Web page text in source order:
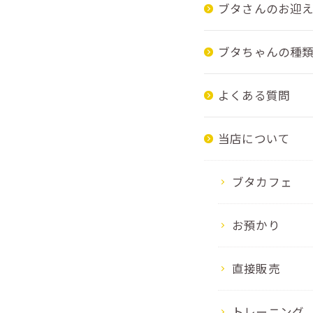
ブタさんのお迎
ブタちゃんの種
よくある質問
当店について
ブタカフェ
お預かり
直接販売